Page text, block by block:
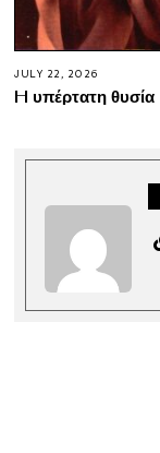
JULY 22, 2026
H υπέρτατη θυσία